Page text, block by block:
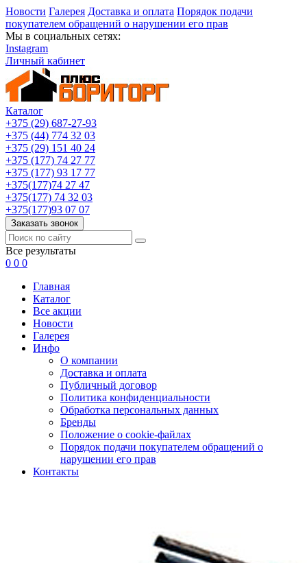
Новости Галерея Доставка и оплата Порядок подачи
покупателем обращений о нарушении его прав
Мы в социальных сетях:
Instagram
Личный кабинет
Каталог
+375 (29) 687-27-93
+375 (44) 774 32 03
+375 (29) 151 40 24
+375 (177) 74 27 77
+375 (177) 93 17 77
+375(177)74 27 47
+375(177) 74 32 03
+375(177)93 07 07
Заказать звонок
Все результаты
0 0 0
Главная
Каталог
Все акции
Новости
Галерея
Инфо
О компании
Доставка и оплата
Публичный договор
Политика конфиденциальности
Обработка персональных данных
Бренды
Положение о cookie-файлах
Порядок подачи покупателем обращений о
нарушении его прав
Контакты